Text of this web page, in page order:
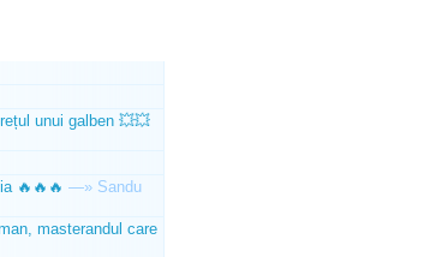
unui galben 💥💥
🔥🔥🔥 —» Sandu
masterandul care